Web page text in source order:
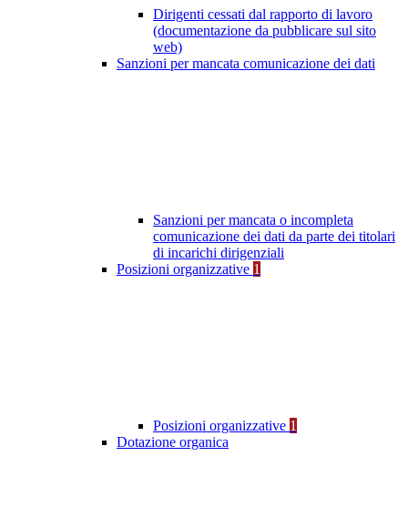
Dirigenti cessati dal rapporto di lavoro
(documentazione da pubblicare sul sito
web)
Sanzioni per mancata comunicazione dei dati
Sanzioni per mancata o incompleta
comunicazione dei dati da parte dei titolari
di incarichi dirigenziali
Posizioni organizzative 1
Posizioni organizzative 1
Dotazione organica